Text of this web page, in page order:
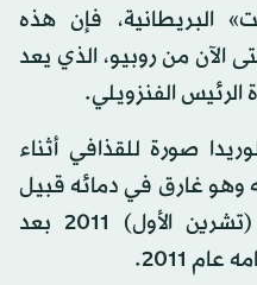
البريطانية، فإن هذه
الآن من روبيو، الذي يعد
الرئيس الفنزويلي.
صورة للقذافي أثناء
وهو غارق في دمائه قبيل
مقتله في 20 من أكتوبر (تشرين الأول) 2011 بعد
2011.